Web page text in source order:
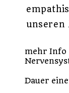
unseren
mehr Info
Dauer